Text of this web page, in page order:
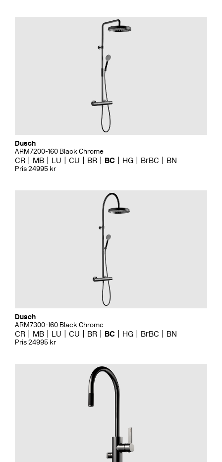
Dusch
ARM7200-160 Black Chrome
CR MB LU CU BR BC HG BrBC BN
Pris 24995 kr
Dusch
ARM7300-160 Black Chrome
CR MB LU CU BR BC HG BrBC BN
Pris 24995 kr